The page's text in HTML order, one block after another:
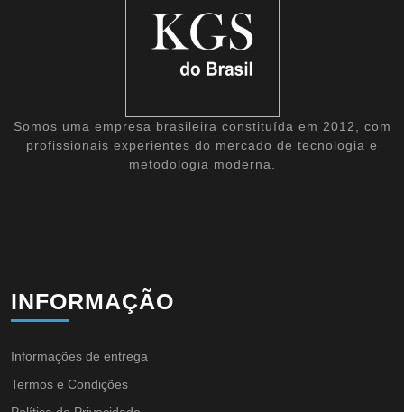
Somos uma empresa brasileira constituída em 2012, com
profissionais experientes do mercado de tecnologia e
metodologia moderna.
INFORMAÇÃO
Informações de entrega
Termos e Condições